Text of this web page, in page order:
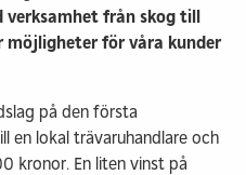
verksamhet från skog till
möjligheter för våra kunder
på den första
en lokal trävaruhandlare och
kronor. En liten vinst på